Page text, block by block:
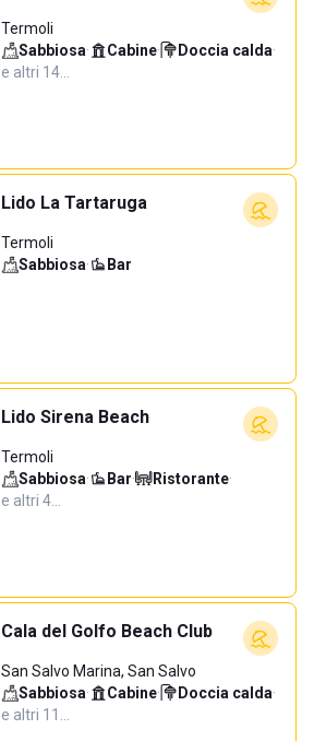
Termoli
Sabbiosa· Cabine· Doccia calda·
e altri 14…
Lido La Tartaruga
Termoli
Sabbiosa· Bar
Lido Sirena Beach
Termoli
Sabbiosa· Bar· Ristorante·
e altri 4…
Cala del Golfo Beach Club
San Salvo Marina, San Salvo
Sabbiosa· Cabine· Doccia calda·
e altri 11…